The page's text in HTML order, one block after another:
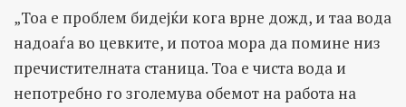
„Тоа е проблем бидејќи кога врне дожд, и таа вода
надоаѓа во цевките, и потоа мора да помине низ
пречистителната станица. Тоа е чиста вода и
непотребно го зголемува обемот на работа на